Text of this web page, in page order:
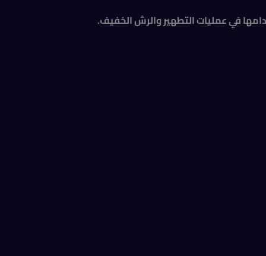
في عمليات التطهير والرش الخفيف.